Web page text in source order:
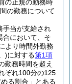
の正規の勤務時
の勤務について
手当が支給され
合において、そ
より時間外勤務
)に対する第1項
勤務時間を超え
ぞれ100分の125
る割合」とある